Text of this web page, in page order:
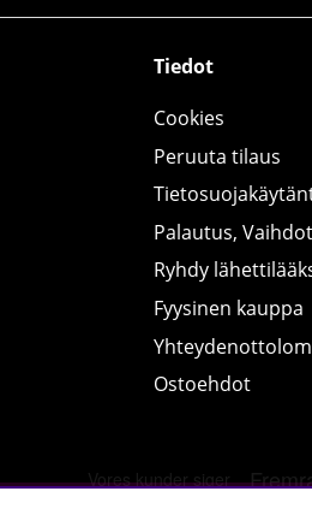
Tiedot
Cookies
Peruuta tilaus
Palautus,
Ryhdy
Fyysinen kauppa
Ostoehdot